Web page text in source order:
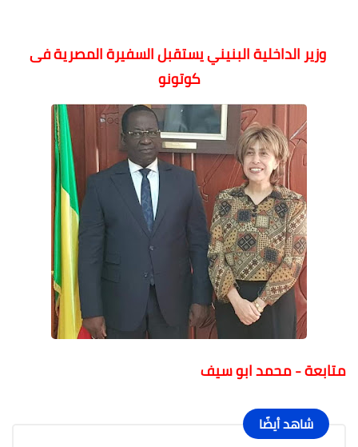
وزير الداخلية البنيني يستقبل السفيرة المصرية فى
كوتونو
متابعة - محمد ابو سيف
شاهد أيضًا